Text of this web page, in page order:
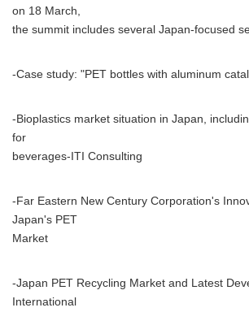
on 18 March,
the summit includes several Japan-focused
-Case study: "PET bottles with aluminum
-Bioplastics market situation in Japan,
for
beverages-ITI Consulting
-Far Eastern New Century Corporation's
Japan's PET
Market
-Japan PET Recycling Market and Latest
International